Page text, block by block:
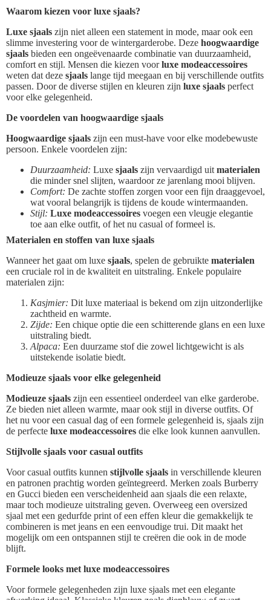
Waarom kiezen voor luxe sjaals?
Luxe sjaals zijn niet alleen een statement in mode, maar ook een
slimme investering voor de wintergarderobe. Deze hoogwaardige
sjaals bieden een ongeëvenaarde combinatie van duurzaamheid,
comfort en stijl. Mensen die kiezen voorluxe modeaccessoires
weten dat deze sjaals lange tijd meegaan en bij verschillende outfits
passen. Door de diverse stijlen en kleuren zijn luxe sjaals perfect
voor elke gelegenheid.
De voordelen van hoogwaardige sjaals
Hoogwaardige sjaals zijn een must-have voor elke modebewuste
persoon. Enkele voordelen zijn:
Duurzaamheid: Luxe sjaals zijn vervaardigd uit materialen
die minder snel slijten, waardoor ze jarenlang mooi blijven.
Comfort: De zachte stoffen zorgen voor een fijn draaggevoel,
wat vooral belangrijk is tijdens de koude wintermaanden.
Stijl: Luxe modeaccessoires voegen een vleugje elegantie
toe aan elke outfit, of het nu casual of formeel is.
Materialen en stoffen van luxe sjaals
Wanneer het gaat om luxe sjaals, spelen de gebruikte materialen
een cruciale rol in de kwaliteit en uitstraling. Enkele populaire
materialen zijn:
Kasjmier: Dit luxe materiaal is bekend om zijn uitzonderlijke
zachtheid en warmte.
Zijde: Een chique optie die een schitterende glans en een luxe
uitstraling biedt.
Alpaca: Een duurzame stof die zowel lichtgewicht is als
uitstekende isolatie biedt.
Modieuze sjaals voor elke gelegenheid
Modieuze sjaals zijn een essentieel onderdeel van elke garderobe.
Ze bieden niet alleen warmte, maar ook stijl in diverse outfits. Of
het nu voor een casual dag of een formele gelegenheid is, sjaals zijn
de perfecte luxe modeaccessoires die elke look kunnen aanvullen.
Stijlvolle sjaals voor casual outfits
Voor casual outfits kunnen stijlvolle sjaals in verschillende kleuren
en patronen prachtig worden geïntegreerd. Merken zoals Burberry
en Gucci bieden een verscheidenheid aan sjaals die een relaxte,
maar toch modieuze uitstraling geven. Overweeg een oversized
sjaal met een gedurfde print of een effen kleur die gemakkelijk te
combineren is met jeans en een eenvoudige trui. Dit maakt het
mogelijk om een ontspannen stijl te creëren die ook in de mode
blijft.
Formele looks met luxe modeaccessoires
Voor formele gelegenheden zijn luxe sjaals met een elegante